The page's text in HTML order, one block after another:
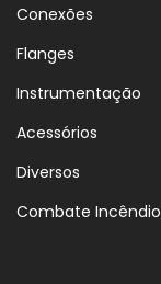
Conexões
Flanges
Instrumentação
Acessórios
Diversos
Combate Incêndio